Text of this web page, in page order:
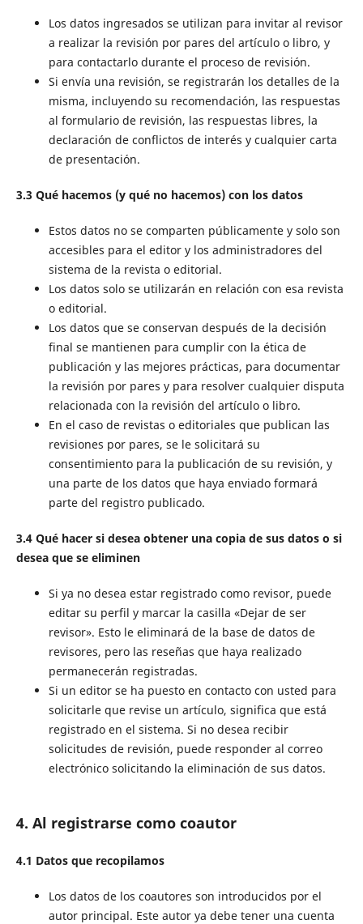
Los datos ingresados ​​se utilizan para invitar al revisor
a realizar la revisión por pares del artículo o libro, y
para contactarlo durante el proceso de revisión.
Si envía una revisión, se registrarán los detalles de la
misma, incluyendo su recomendación, las respuestas
al formulario de revisión, las respuestas libres, la
declaración de conflictos de interés y cualquier carta
de presentación.
3.3 Qué hacemos (y qué no hacemos) con los datos
Estos datos no se comparten públicamente y solo son
accesibles para el editor y los administradores del
sistema de la revista o editorial.
Los datos solo se utilizarán en relación con esa revista
o editorial.
Los datos que se conservan después de la decisión
final se mantienen para cumplir con la ética de
publicación y las mejores prácticas, para documentar
la revisión por pares y para resolver cualquier disputa
relacionada con la revisión del artículo o libro.
En el caso de revistas o editoriales que publican las
revisiones por pares, se le solicitará su
consentimiento para la publicación de su revisión, y
una parte de los datos que haya enviado formará
parte del registro publicado.
3.4 Qué hacer si desea obtener una copia de sus datos o si
desea que se eliminen
Si ya no desea estar registrado como revisor, puede
editar su perfil y marcar la casilla «Dejar de ser
revisor». Esto le eliminará de la base de datos de
revisores, pero las reseñas que haya realizado
permanecerán registradas.
Si un editor se ha puesto en contacto con usted para
solicitarle que revise un artículo, significa que está
registrado en el sistema. Si no desea recibir
solicitudes de revisión, puede responder al correo
electrónico solicitando la eliminación de sus datos.
4. Al registrarse como coautor
4.1 Datos que recopilamos
Los datos de los coautores son introducidos por el
autor principal. Este autor ya debe tener una cuenta